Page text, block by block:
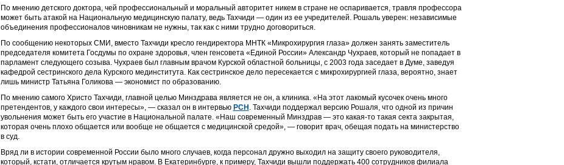
По мнению детского доктора, чей профессиональный и моральный авторитет никем в стране не оспаривается, травля профессора
может быть атакой на Национальную медицинскую палату, ведь Тахчиди — один из ее учредителей. Рошаль уверен: независимые
объединения профессионалов чиновникам не нужны, так как с ними трудно договориться.
По сообщению некоторых СМИ, вместо Тахчиди кресло гендиректора МНТК «Микрохирургия глаза» должен занять заместитель
председателя комитета Госдумы по охране здоровья, член генсовета «Единой России» Александр Чухраев, который не попадает в
парламент следующего созыва. Чухраев был главным врачом Курской областной больницы, с 2003 года заседает в Думе, заведуя
кафедрой сестринского дела Курского мединститута. Как сестринское дело пересекается с микрохирургией глаза, вероятно, знает
лишь министр Татьяна Голикова — экономист по образованию.
По мнению самого Христо Тахчиди, главной целью Минздрава является не он, а клиника. «На этот лакомый кусочек очень много
претендентов, у каждого свои интересы», — сказал он в интервью РСН . Тахчиди поддержал версию Рошаля, что одной из причин
увольнения может быть его участие в Национальной палате. «Наш современный Минздрав — это какая-то такая секта закрытая,
которая очень плохо общается или вообще не общается с медицинской средой», — говорит врач, обещая подать на министерство
в суд.
Вряд ли в истории современной России было много случаев, когда персонал дружно выходил на защиту своего руководителя,
который, кстати, отличается крутым нравом. В Екатеринбурге, к примеру, Тахчиди вышли поддержать 400 сотрудников филиала